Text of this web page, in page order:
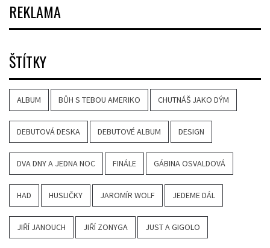
REKLAMA
ŠTÍTKY
ALBUM BŮH S TEBOU AMERIKO CHUTNÁŠ JAKO DÝM
DEBUTOVÁ DESKA DEBUTOVÉ ALBUM DESIGN
DVA DNY A JEDNA NOC FINÁLE GÁBINA OSVALDOVÁ
HAD HUSLIČKY JAROMÍR WOLF JEDEME DÁL
JIŘÍ JANOUCH JIŘÍ ZONYGA JUST A GIGOLO